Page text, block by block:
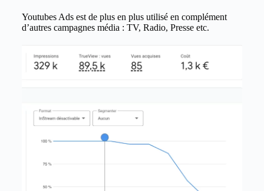
Youtubes Ads est de plus en plus utilisé en complément
d’autres campagnes média : TV, Radio, Presse etc.